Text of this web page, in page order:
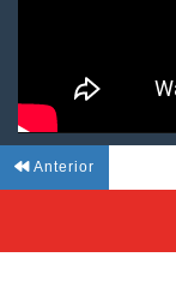
Anterior